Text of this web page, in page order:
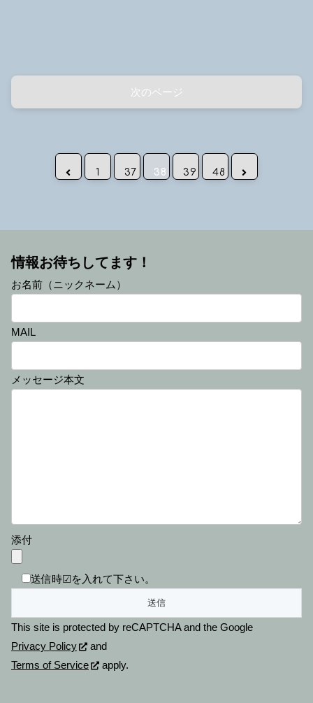
次のページ
前へ 1 37 38 39 48 次へ
情報お待ちしてます！
お名前（ニックネーム）
MAIL
メッセージ本文
添付
送信時☑を入れて下さい。
This site is protected by reCAPTCHA and the Google
Privacy Policy
and
Terms of Service
apply.